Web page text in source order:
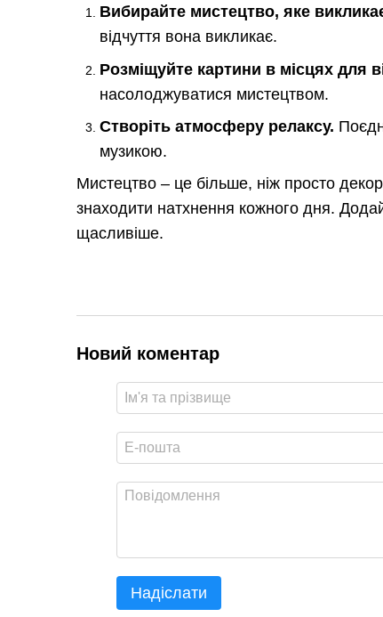
Вибирайте мистецтво, яке
відчуття вона викликає.
Розміщуйте картини в місцях для
насолоджуватися мистецтвом.
Створіть атмосферу релаксу.
музикою.
Мистецтво – це більше, ніж просто
знаходити натхнення кожного дня.
щасливіше.
Новий коментар
Надіслати